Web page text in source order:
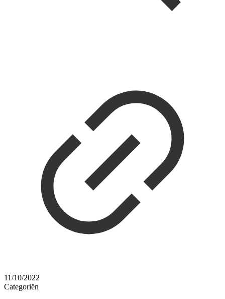
11/10/2022
Categoriën